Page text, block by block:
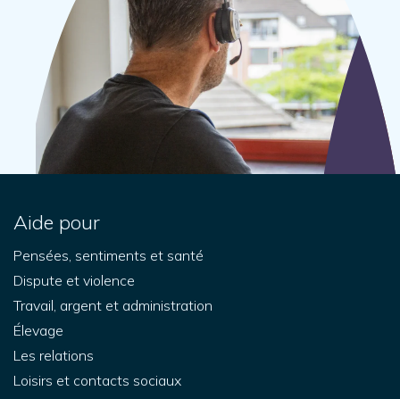
Aide pour
Pensées, sentiments et santé
Dispute et violence
Travail, argent et administration
Élevage
Les relations
Loisirs et contacts sociaux